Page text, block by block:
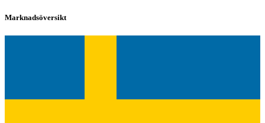
Marknadsöversikt